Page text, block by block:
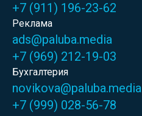
+7 (911) 196-23-62
Реклама
ads@paluba.media
+7 (969) 212-19-03
Бухгалтерия
novikova@paluba.media
+7 (999) 028-56-78